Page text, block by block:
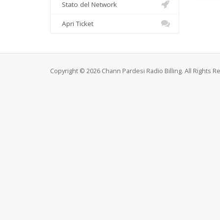
Stato del Network
Apri Ticket
Copyright © 2026 Chann Pardesi Radio Billing. All Rights